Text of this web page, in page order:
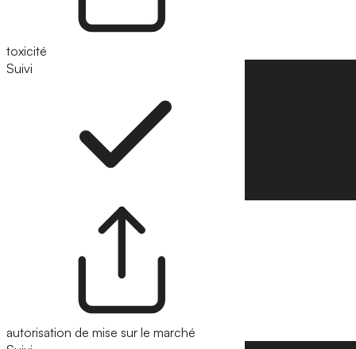
toxicité
Suivi
autorisation de mise sur le marché